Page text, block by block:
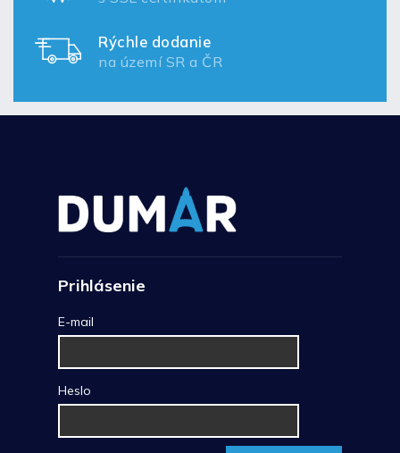
Rýchle dodanie
na území SR a ČR
Prihlásenie
E-mail
Heslo